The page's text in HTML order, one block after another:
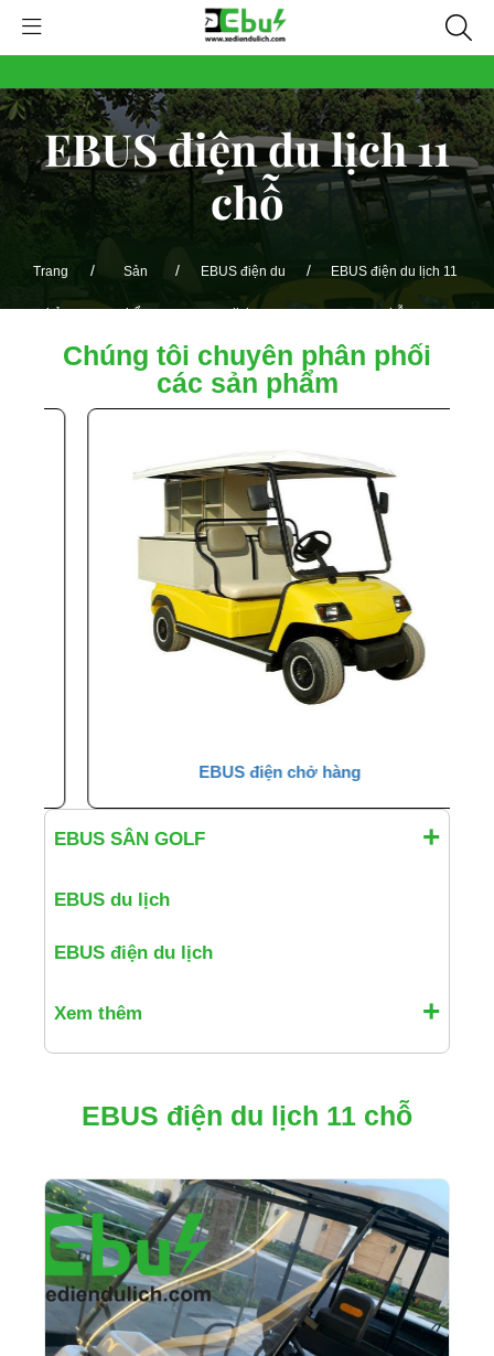
EBUS điện du lịch 11
chỗ
Trang
chủ
/ Sản
phẩm
/ EBUS điện du
lịch
/ EBUS điện du lịch 11
chỗ
Chúng tôi chuyên phân phối
các sản phẩm
EBUS điện chở hàng
EBUS SÂN GOLF
EBUS du lịch
EBUS điện du lịch
Xem thêm
EBUS điện du lịch 11 chỗ